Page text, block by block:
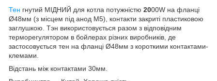
Тен гнутий МІДНИЙ для котла потужністю 2000W на фланці
Ø48мм (з місцем під анод М5), контакти закриті пластиковою
заглушкою. Тэн використовується разом з відповідним
терморегулятором в бойлерах різних виробників, де
застосовується тен на фланці Ø48мм з короткими контактами-
клемами.
Відстань між контактами 30мм.